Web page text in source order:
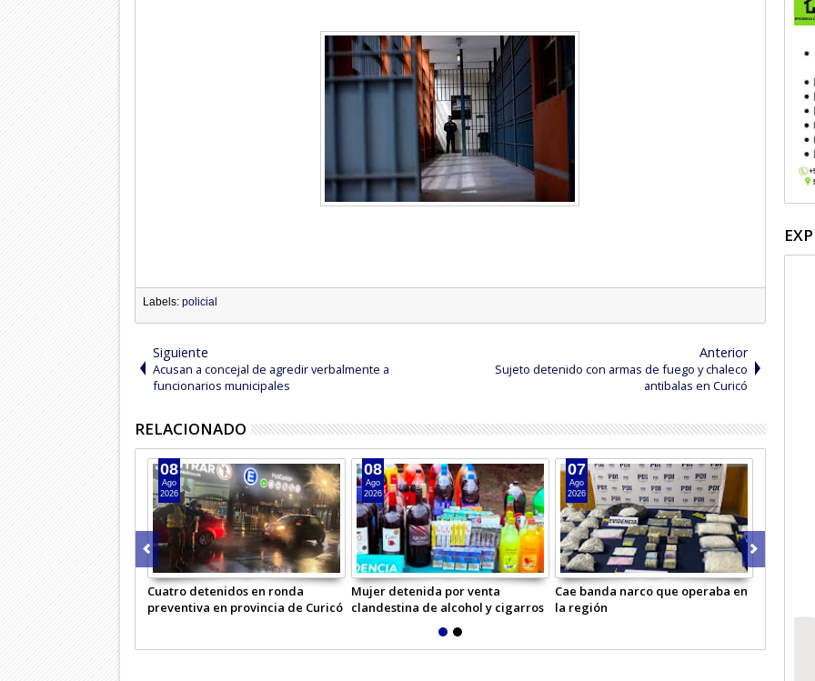
Labels: policial
Siguiente
Acusan a concejal de agredir verbalmente a
funcionarios municipales
Anterior
Sujeto detenido con armas de fuego y chaleco
antibalas en Curicó
RELACIONADO
Cuatro detenidos en ronda
preventiva en provincia de Curicó
08
Ago
2026
Mujer detenida por venta
clandestina de alcohol y cigarros
08
Ago
2026
Cae banda narco que operaba en
la región
07
Ago
2026
Masivo